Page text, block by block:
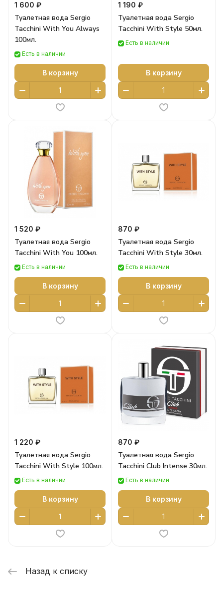
1 600 ₽
Туалетная вода Sergio
Tacchini With You Always
100мл.
Есть в наличии
В корзину
1 190 ₽
Туалетная вода Sergio
Tacchini With Style 50мл.
Есть в наличии
В корзину
1 520 ₽
Туалетная вода Sergio
Tacchini With You 100мл.
Есть в наличии
В корзину
870 ₽
Туалетная вода Sergio
Tacchini With Style 30мл.
Есть в наличии
В корзину
1 220 ₽
Туалетная вода Sergio
Tacchini With Style 100мл.
Есть в наличии
В корзину
870 ₽
Туалетная вода Sergio
Tacchini Club Intense 30мл.
Есть в наличии
В корзину
Назад к списку